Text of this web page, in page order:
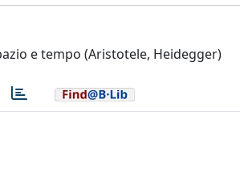
e tempo (Aristotele, Heidegger)